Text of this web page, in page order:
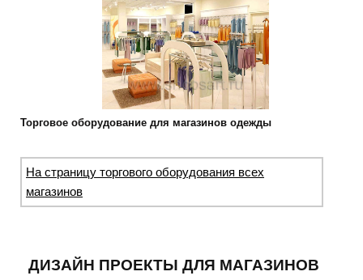
Торговое оборудование для магазинов одежды
На страницу торгового оборудования всех
магазинов
ДИЗАЙН ПРОЕКТЫ ДЛЯ МАГАЗИНОВ